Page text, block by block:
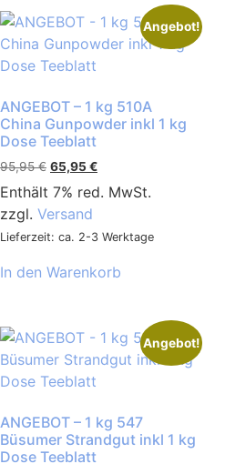
Angebot!
ANGEBOT – 1 kg 510A
China Gunpowder inkl 1 kg
Dose Teeblatt
95,95€ 65,95€
Enthält 7% red. MwSt.
zzgl. Versand
Lieferzeit: ca. 2-3 Werktage
In den Warenkorb
Angebot!
ANGEBOT – 1 kg 547
Büsumer Strandgut inkl 1 kg
Dose Teeblatt